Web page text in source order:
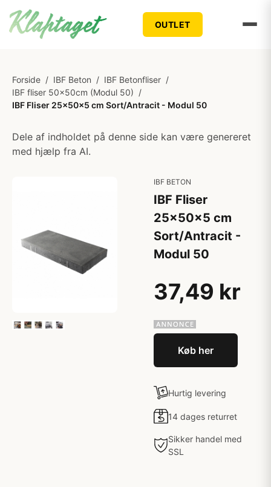
OUTLET
Forside / IBF Beton / IBF Betonfliser /
IBF fliser 50x50cm (Modul 50) /
IBF Fliser 25x50x5 cm Sort/Antracit - Modul 50
Dele af indholdet på denne side kan være genereret
med hjælp fra AI.
IBF BETON
IBF Fliser
25x50x5 cm
Sort/Antracit -
Modul 50
37,49 kr
Køb her
Hurtig levering
14 dages returret
Sikker handel med
SSL